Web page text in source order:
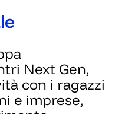
Next Gen,
con i ragazzi
e imprese,